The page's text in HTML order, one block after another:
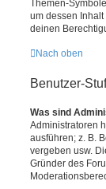
Themen-
um dessen
deinen
Nach oben
Benutzer-
Was sind
Administratoren
ausführen; z. B.
vergeben usw.
Gründer des